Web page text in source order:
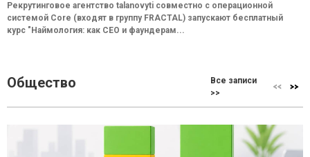
Рекрутинговое агентство talanovyti совместно с операционной
системой Core (входят в группу FRACTAL) запускают бесплатный
курс "Наймология: как СEO и фаундерам...
Общество
Все записи
>>